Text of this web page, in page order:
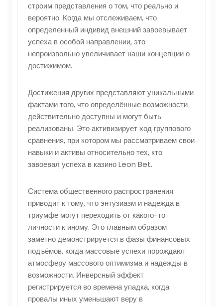
строим представления о том, что реально и
вероятно. Когда мы отслеживаем, что
определенный индивид внешний завоевывает
успеха в особой направлении, это
непроизвольно увеличивает наши концепции о
достижимом.
Достижения других представляют уникальными
фактами того, что определённые возможности
действительно доступны и могут быть
реализованы. Это активизирует ход группового
сравнения, при котором мы рассматриваем свои
навыки и активы относительно тех, кто
завоевал успеха в казино Leon Bet.
Система общественного распространения
приводит к тому, что энтузиазм и надежда в
триумфе могут переходить от какого-то
личности к иному. Это главным образом
заметно демонстрируется в фазы финансовых
подъёмов, когда массовые успехи порождают
атмосферу массового оптимизма и надежды в
возможности. Инверсный эффект
регистрируется во времена упадка, когда
провалы иных уменьшают веру в